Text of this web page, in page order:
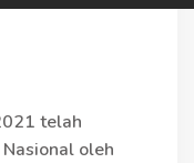
telah
oleh